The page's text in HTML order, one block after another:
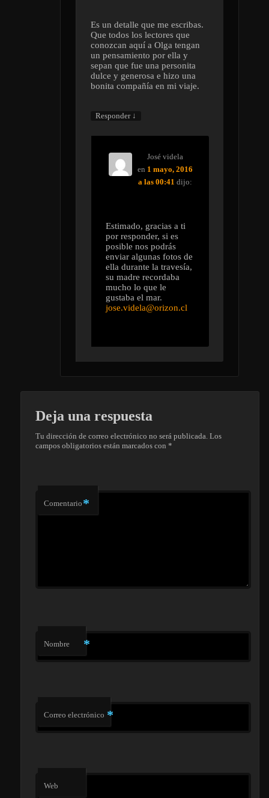
Es un detalle que me escribas.
Que todos los lectores que
conozcan aquí a Olga tengan
un pensamiento por ella y
sepan que fue una personita
dulce y generosa e hizo una
bonita compañía en mi viaje.
Responder ↓
José videla
en 1 mayo, 2016
a las 00:41 dijo:
Estimado, gracias a ti
por responder, si es
posible nos podrás
enviar algunas fotos de
ella durante la travesía,
su madre recordaba
mucho lo que le
gustaba el mar.
jose.videla@orizon.cl
Deja una respuesta
Tu dirección de correo electrónico no será publicada. Los
campos obligatorios están marcados con*
Comentario *
Nombre *
Correo electrónico *
Web